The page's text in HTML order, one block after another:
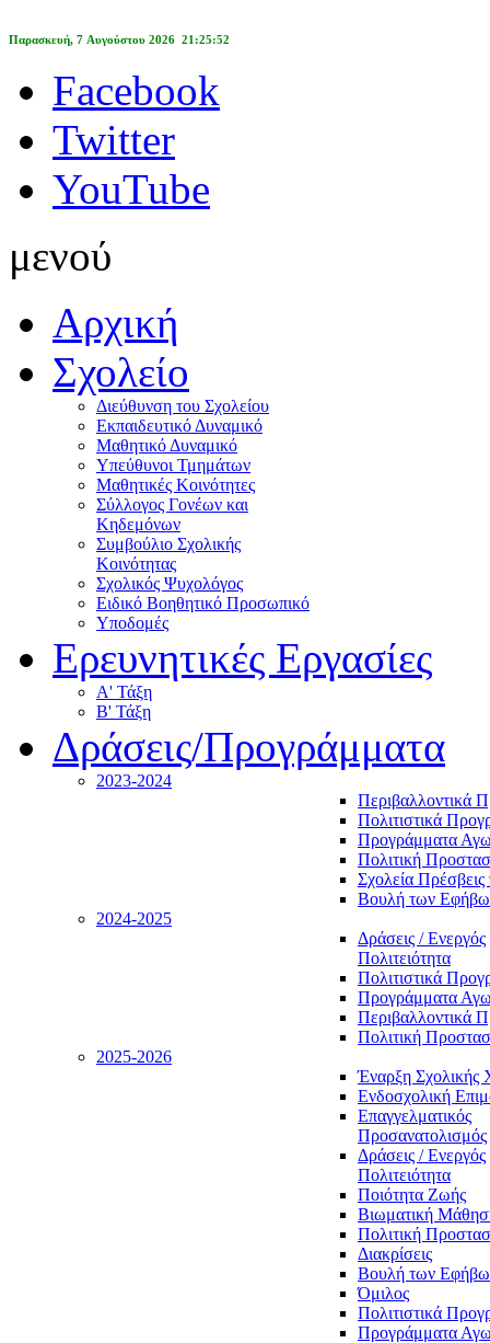
Παρασκευή, 7 Αυγούστου 2026 21:25:52
Facebook
Twitter
YouTube
μενού
Αρχική
Σχολείο
Διεύθυνση του Σχολείου
Εκπαιδευτικό Δυναμικό
Μαθητικό Δυναμικό
Υπεύθυνοι Τμημάτων
Μαθητικές Κοινότητες
Σύλλογος Γονέων και
Κηδεμόνων
Συμβούλιο Σχολικής
Κοινότητας
Σχολικός Ψυχολόγος
Ειδικό Βοηθητικό Προσωπικό
Υποδομές
Ερευνητικές Εργασίες
Α' Τάξη
Β' Τάξη
Δράσεις/Προγράμματα
2023-2024
Περιβαλλοντικά
Πολιτιστικά
Προγράμματα
Πολιτική
Σχολεία
Βουλή των
2024-2025
Δράσεις / Ενεργός
Πολιτειότητα
Πολιτιστικά
Προγράμματα
Περιβαλλοντικά
Πολιτική
2025-2026
Έναρξη Σχολικής
Ενδοσχολική
Επαγγελματικός
Προσανατολισμός
Δράσεις / Ενεργός
Πολιτειότητα
Ποιότητα Ζωής
Βιωματική
Πολιτική
Διακρίσεις
Βουλή των
Όμιλος
Πολιτιστικά
Προγράμματα